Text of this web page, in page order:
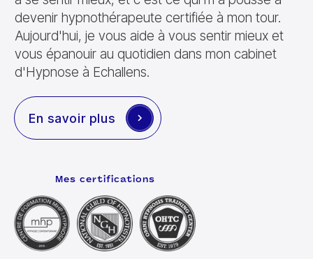
devenir hypnothérapeute certifiée à mon tour.
Aujourd'hui, je vous aide à vous sentir mieux et
vous épanouir au quotidien dans mon cabinet
d'Hypnose à Echallens.
En savoir plus
Mes certifications